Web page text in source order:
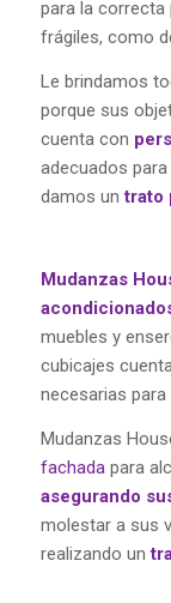
para la
frágiles, como
Le brindamos
porque sus
cuenta con
adecuados
damos untrato
Mudanzas
muebles y
cubicajes
necesarias
Mudanzas
fachadapara
asegurando
molestar a sus
realizando un